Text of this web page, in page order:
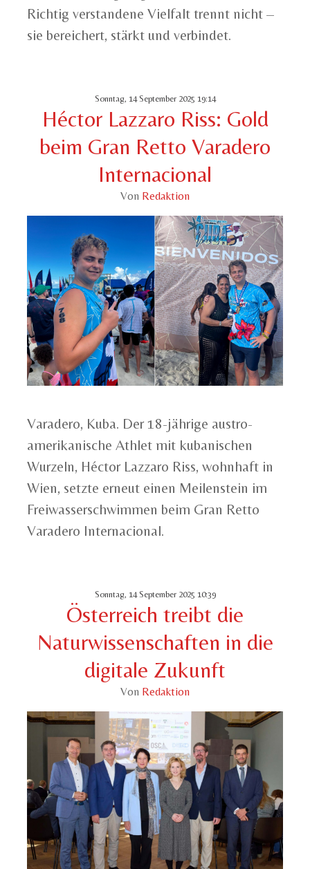
Richtig verstandene Vielfalt trennt nicht –
sie bereichert, stärkt und verbindet.
Sonntag, 14 September 2025 19:14
Héctor Lazzaro Riss: Gold
beim Gran Retto Varadero
Internacional
Von Redaktion
Varadero, Kuba. Der 18-jährige austro-
amerikanische Athlet mit kubanischen
Wurzeln, Héctor Lazzaro Riss, wohnhaft in
Wien, setzte erneut einen Meilenstein im
Freiwasserschwimmen beim Gran Retto
Varadero Internacional.
Sonntag, 14 September 2025 10:39
Österreich treibt die
Naturwissenschaften in die
digitale Zukunft
Von Redaktion